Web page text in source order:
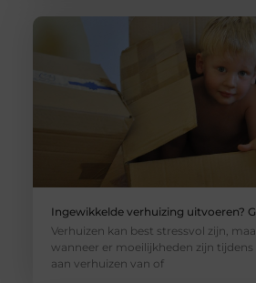
Ingewikkelde verhuizing uitvoeren?
Verhuizen kan best stressvol zijn,
wanneer er moeilijkheden zijn tijdens
aan verhuizen van of